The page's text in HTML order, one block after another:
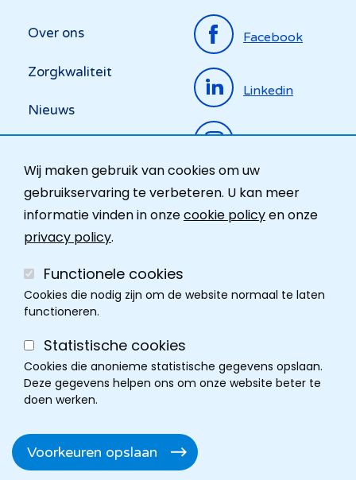
Wij maken gebruik van cookies om uw
gebruikservaring te verbeteren. U kan meer
informatie vinden in onzecookie policyen onze
privacy policy.
Functionele cookies
Cookies die nodig zijn om de website normaal te laten
functioneren.
Statistische cookies
Cookies die anonieme statistische gegevens opslaan.
Deze gegevens helpen ons om onze website beter te
doen werken.
Voorkeuren opslaan
Top
menu
Over ons
Zorgkwaliteit
Nieuws
Ombudsdienst
Facebook
Linkedin
Instagram
Footer
Toegankelijkheidsverklaring